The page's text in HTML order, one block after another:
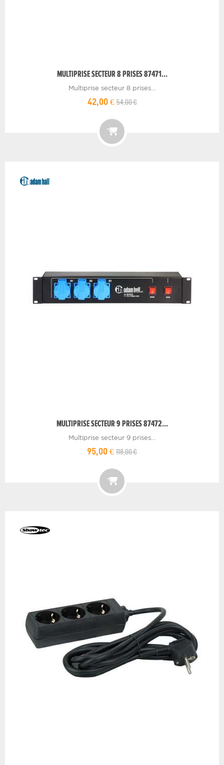
MULTIPRISE SECTEUR 8 PRISES 87471...
Multiprise secteur 8 prises...
42,00 €54,00 €
MULTIPRISE SECTEUR 9 PRISES 87472...
Multiprise secteur 9 prises...
95,00 € 118,00 €